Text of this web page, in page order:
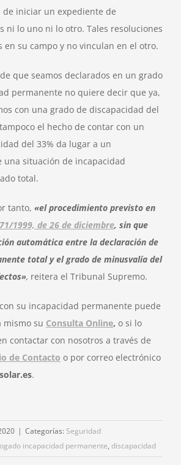
de iniciar un expediente de
ni lo uno ni lo otro. Tales resoluciones
en su campo y no vinculan en el otro.
que seamos declarados en un grado
permanente no quiere decir que ya,
con una grado de discapacidad del
el hecho de contar con un
del 33% da lugar a un
una situación de incapacidad
total.
tanto, «el procedimiento previsto en
1999, de 26 de diciembre, sin que
automática entre la declaración de
total y el grado de minusvalía del
, reitera el Tribunal Supremo.
su incapacidad permanente puede
mismo su Consulta Online, o si lo
contactar con nosotros a través de
de Contacto o por correo electrónico
.
| Categorías: Seguridad
incapacidad permanente, discapacidad